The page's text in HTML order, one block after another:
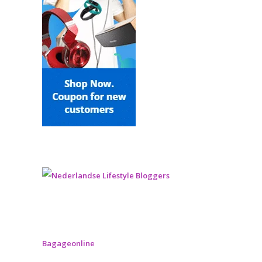
Bagageonline